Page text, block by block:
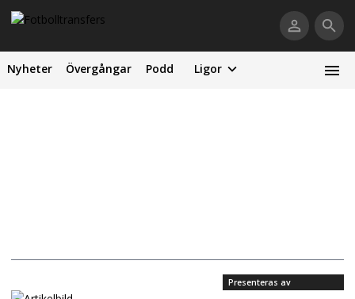
Nyheter Övergångar Podd Ligor
Presenteras av